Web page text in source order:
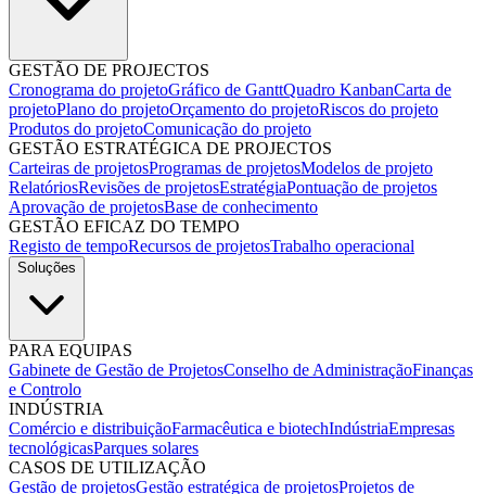
GESTÃO DE PROJECTOS
Cronograma do projetoGráfico de GanttQuadro KanbanCarta de
projetoPlano do projetoOrçamento do projetoRiscos do projeto
Produtos do projetoComunicação do projeto
GESTÃO ESTRATÉGICA DE PROJECTOS
Carteiras de projetosProgramas de projetosModelos de projeto
RelatóriosRevisões de projetosEstratégiaPontuação de projetos
Aprovação de projetosBase de conhecimento
GESTÃO EFICAZ DO TEMPO
Registo de tempoRecursos de projetosTrabalho operacional
Soluções
PARA EQUIPAS
Gabinete de Gestão de ProjetosConselho de AdministraçãoFinanças
e Controlo
INDÚSTRIA
Comércio e distribuiçãoFarmacêutica e biotechIndústriaEmpresas
tecnológicasParques solares
CASOS DE UTILIZAÇÃO
Gestão de projetosGestão estratégica de projetosProjetos de